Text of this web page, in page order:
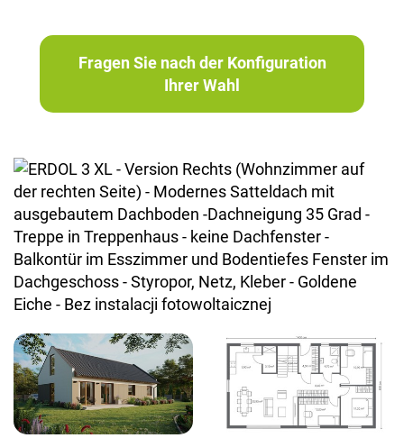
Fragen Sie nach der Konfiguration
Ihrer Wahl